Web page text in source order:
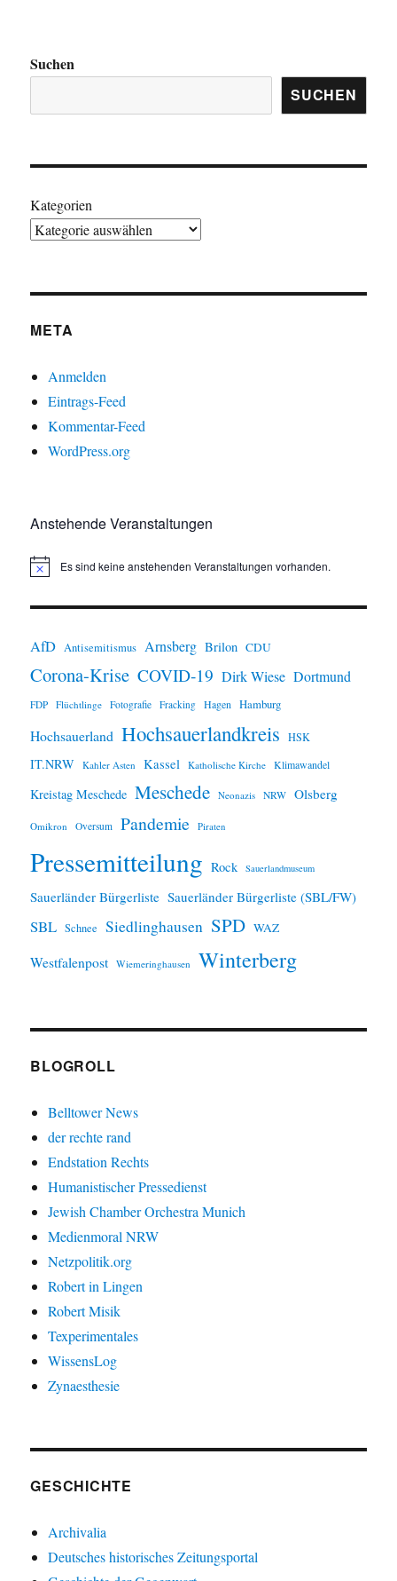
Suchen
SUCHEN
Kategorien
META
Anmelden
Eintrags-Feed
Kommentar-Feed
WordPress.org
Anstehende Veranstaltungen
H
w
s
Es sind keine anstehenden Veranstaltungen vorhanden.
AfD Antisemitismus Arnsberg Brilon CDU
Corona-Krise COVID-19 Dirk Wiese Dortmund
FDP Flüchtlinge Fotografie Fracking Hagen Hamburg
Hochsauerland Hochsauerlandkreis HSK
IT.NRW Kahler Asten Kassel Katholische Kirche Klimawandel
Kreistag Meschede Meschede Neonazis NRW Olsberg
Omikron Oversum Pandemie Piraten
Pressemitteilung Rock Sauerlandmuseum
Sauerländer Bürgerliste Sauerländer Bürgerliste (SBL/FW)
SBL Schnee Siedlinghausen SPD WAZ
Westfalenpost Wiemeringhausen Winterberg
BLOGROLL
Belltower News
der rechte rand
Endstation Rechts
Humanistischer Pressedienst
Jewish Chamber Orchestra Munich
Medienmoral NRW
Netzpolitik.org
Robert in Lingen
Robert Misik
Texperimentales
WissensLog
Zynaesthesie
GESCHICHTE
Archivalia
Deutsches historisches Zeitungsportal